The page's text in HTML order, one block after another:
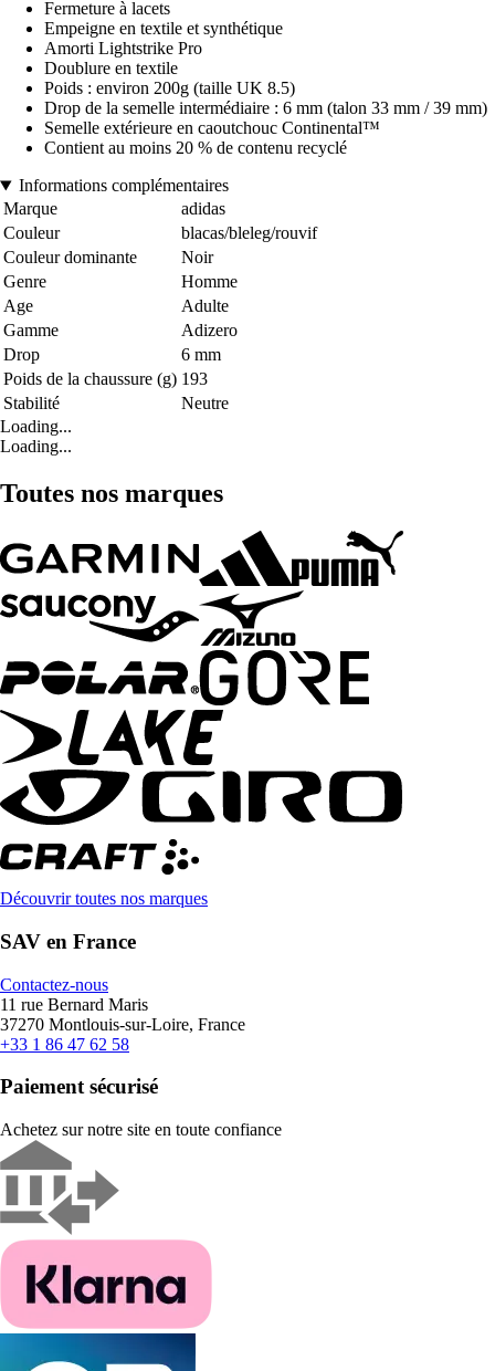
Fermeture à lacets
Empeigne en textile et synthétique
Amorti Lightstrike Pro
Doublure en textile
Poids : environ 200g (taille UK 8.5)
Drop de la semelle intermédiaire : 6 mm (talon 33 mm / 39 mm)
Semelle extérieure en caoutchouc Continental™
Contient au moins 20 % de contenu recyclé
Informations complémentaires
Marque
adidas
Couleur
blacas/bleleg/rouvif
Couleur dominante
Noir
Genre
Homme
Age
Adulte
Gamme
Adizero
Drop
6 mm
Poids de la chaussure (g) 193
Stabilité
Neutre
Loading...
Loading...
Toutes nos marques
Découvrir toutes nos marques
SAV en France
Contactez-nous
11 rue Bernard Maris
37270 Montlouis-sur-Loire, France
+33 1 86 47 62 58
Paiement sécurisé
Achetez sur notre site en toute confiance